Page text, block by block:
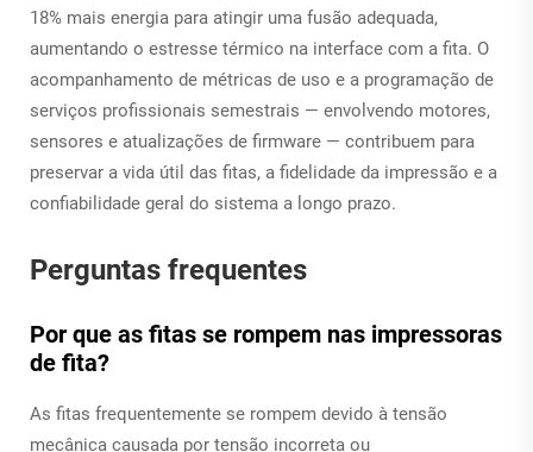
18% mais energia para atingir uma fusão adequada,
aumentando o estresse térmico na interface com a fita. O
acompanhamento de métricas de uso e a programação de
serviços profissionais semestrais — envolvendo motores,
sensores e atualizações de firmware — contribuem para
preservar a vida útil das fitas, a fidelidade da impressão e a
confiabilidade geral do sistema a longo prazo.
Perguntas frequentes
Por que as fitas se rompem nas impressoras
de fita?
As fitas frequentemente se rompem devido à tensão
mecânica causada por tensão incorreta ou